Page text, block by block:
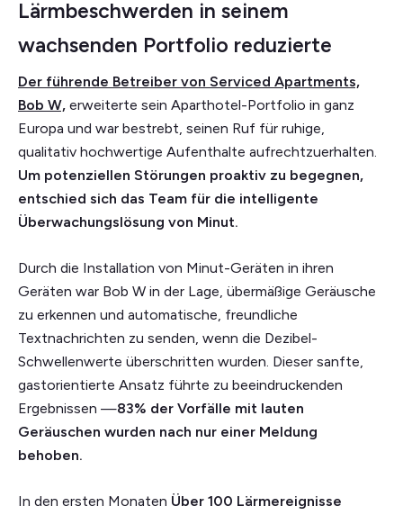
Lärmbeschwerden in seinem
wachsenden Portfolio reduzierte
Der führende Betreiber von Serviced Apartments,
Bob W, erweiterte sein Aparthotel-Portfolio in ganz
Europa und war bestrebt, seinen Ruf für ruhige,
qualitativ hochwertige Aufenthalte aufrechtzuerhalten.
Um potenziellen Störungen proaktiv zu begegnen,
entschied sich das Team für die intelligente
Überwachungslösung von Minut.
Durch die Installation von Minut-Geräten in ihren
Geräten war Bob W in der Lage, übermäßige Geräusche
zu erkennen und automatische, freundliche
Textnachrichten zu senden, wenn die Dezibel-
Schwellenwerte überschritten wurden. Dieser sanfte,
gastorientierte Ansatz führte zu beeindruckenden
Ergebnissen —83% der Vorfälle mit lauten
Geräuschen wurden nach nur einer Meldung
behoben.
In den ersten Monaten Über 100 Lärmereignisse